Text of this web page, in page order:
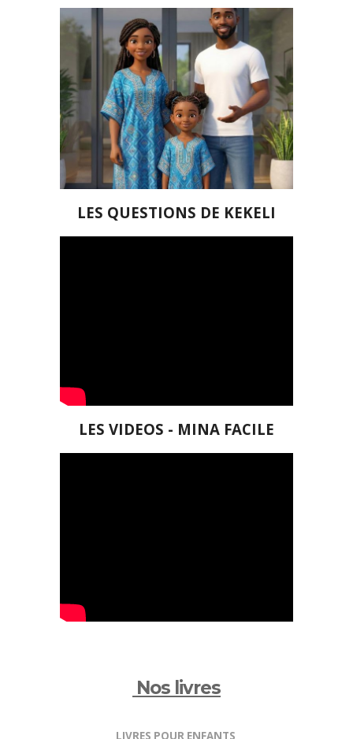
LES QUESTIONS DE KEKELI
LES VIDEOS - MINA FACILE
Nos livres
LIVRES POUR ENFANTS